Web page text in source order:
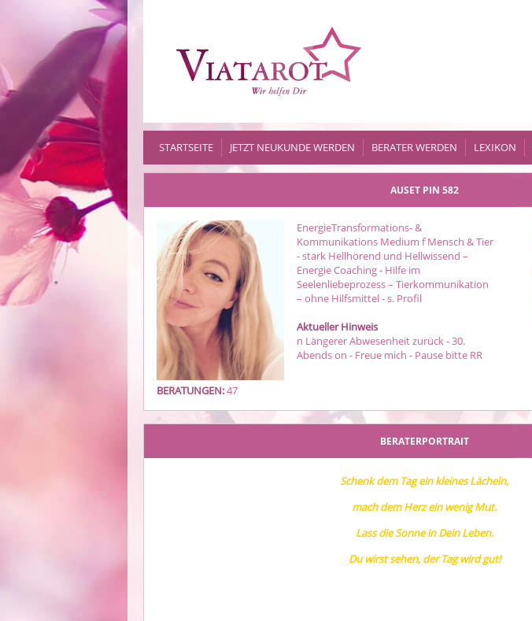
STARTSEITE JETZT NEUKUNDE WERDEN BERATER WERDEN LEXIKON
BERATUNGEN:47
AUSET PIN 582
EnergieTransformations- &
Kommunikations Medium f Mensch & Tier
- stark Hellhörend und Hellwissend –
Energie Coaching - Hilfe im
Seelenliebeprozess – Tierkommunikation
– ohne Hilfsmittel - s. Profil
Aktueller Hinweis
n Längerer Abwesenheit zurück - 30.
Abends on - Freue mich - Pause bitte RR
BERATERPORTRAIT
Schenk dem Tag ein kleines Lächeln,
mach dem Herz ein wenig Mut.
Lass die Sonne in Dein Leben.
Du wirst sehen, der Tag wird gut!